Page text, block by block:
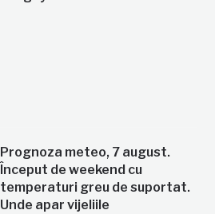
Prognoza meteo, 7 august.
Început de weekend cu
temperaturi greu de suportat.
Unde apar vijeliile